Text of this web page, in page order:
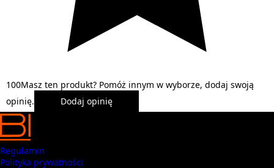
100Masz ten produkt? Pomóż innym w wyborze, dodaj swoją
opinię.
Dodaj opinię
Regulamin
Polityka prywatności